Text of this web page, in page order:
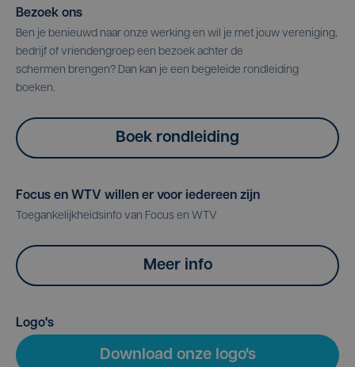
Bezoek ons
Ben je benieuwd naar onze werking en wil je met jouw vereniging,
bedrijf of vriendengroep een bezoek achter de
schermen brengen? Dan kan je een begeleide rondleiding
boeken.
Boek rondleiding
Focus en WTV willen er voor iedereen zijn
Toegankelijkheidsinfo van Focus en WTV
Meer info
Logo's
Download onze logo's